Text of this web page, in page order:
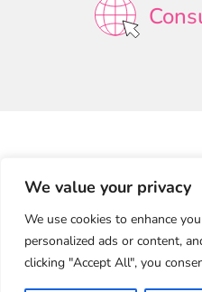
We value your privacy
We use cookies to enhance
personalized ads or content,
clicking "Accept All", you
8 rue des Campanules